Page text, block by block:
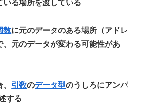
いる場所を渡している
数に元のデータのある場所（アドレ
、元のデータが変わる可能性があ
引数のデータ型のうしろにアンパ
する